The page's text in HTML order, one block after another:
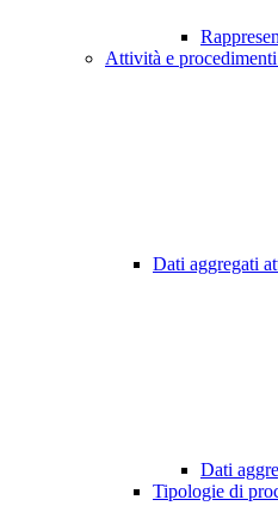
Attività e procedimenti
Dati aggregati
Dati
Tipologie di